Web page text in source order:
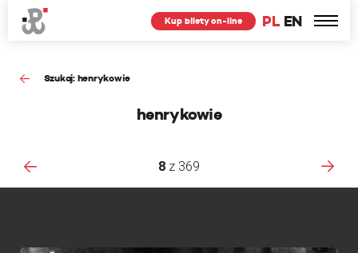
PL EN
Kup bilety on-line
Szukaj: henrykowie
henrykowie
8 z 369